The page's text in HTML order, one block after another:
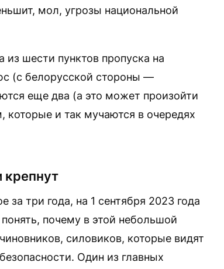
мол, угрозы национальной
шести пунктов пропуска на
(с белорусской стороны —
еще два (а это может произойти
которые и так мучаются в очередях
крепнут
за три года, на 1 сентября 2023 года
почему в этой небольшой
силовиков, которые видят
Один из главных